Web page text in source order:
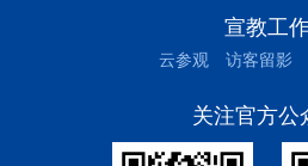
宣教工
云参观 访客留影
关注官方公